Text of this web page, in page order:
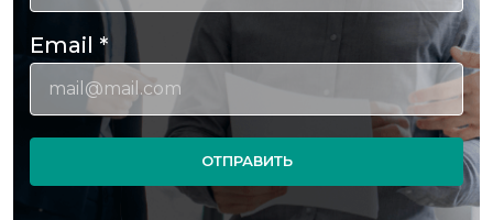
Email *
ОТПРАВИТЬ